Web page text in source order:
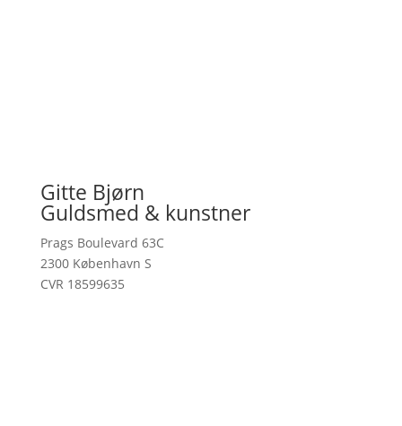
Gitte Bjørn
Guldsmed & kunstner
Prags Boulevard 63C
2300 København S
CVR 18599635